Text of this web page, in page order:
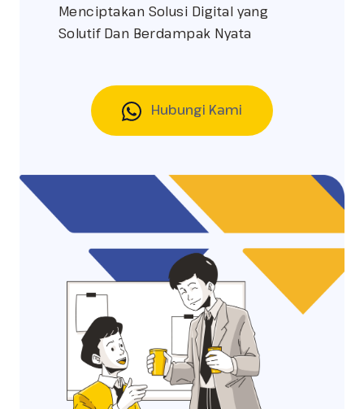
Menciptakan Solusi Digital yang
Solutif Dan Berdampak Nyata
Hubungi Kami